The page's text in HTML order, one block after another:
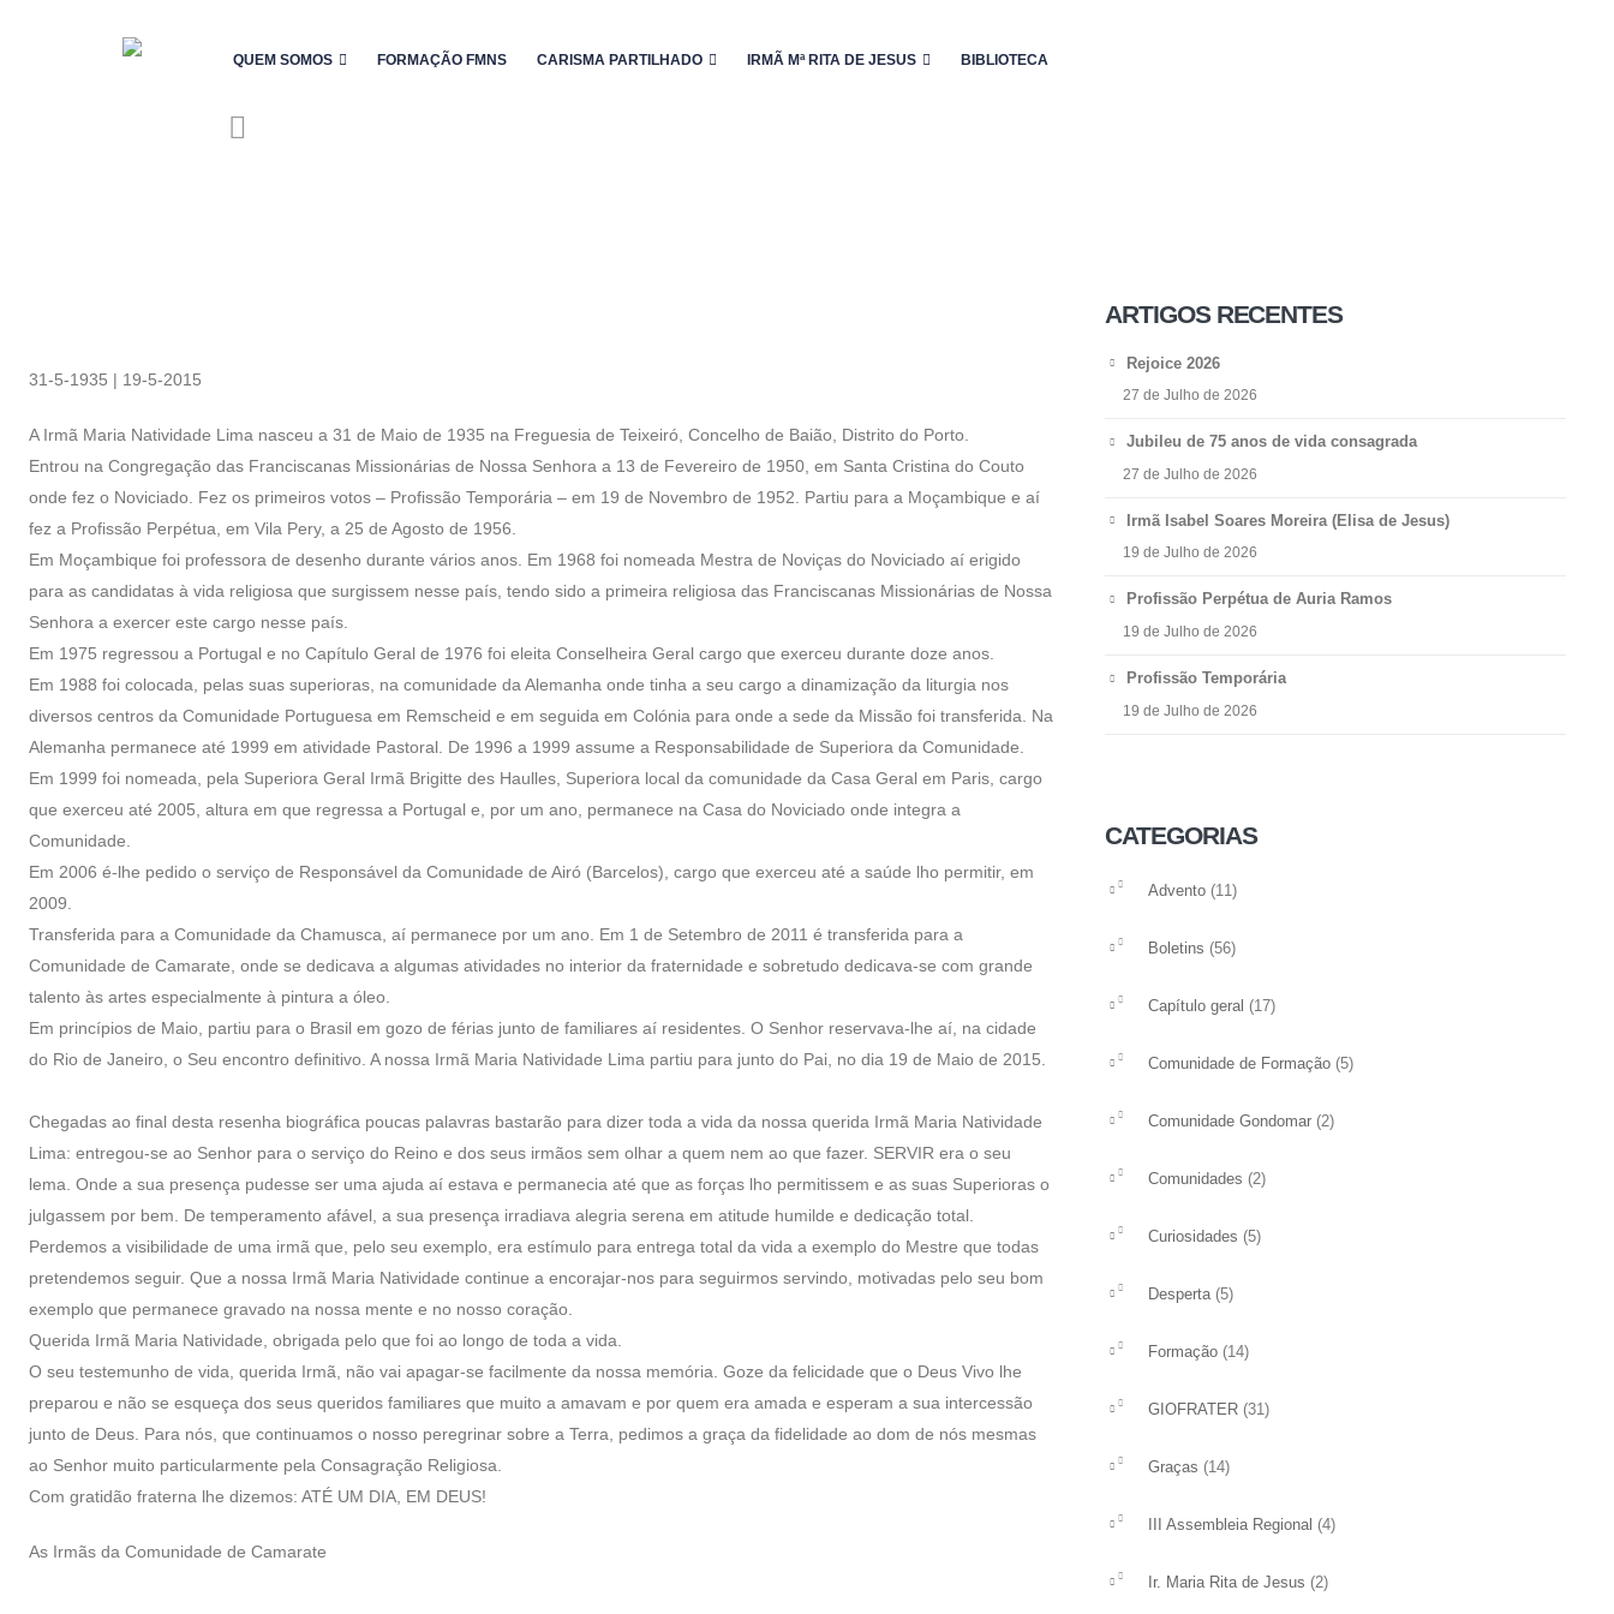
QUEM SOMOS FORMAÇÃO FMNS CARISMA PARTILHADO IRMÃ Mª RITA DE JESUS BIBLIOTECA
31-5-1935 | 19-5-2015
A Irmã Maria Natividade Lima nasceu a 31 de Maio de 1935 na Freguesia de Teixeiró, Concelho de Baião, Distrito do Porto.
Entrou na Congregação das Franciscanas Missionárias de Nossa Senhora a 13 de Fevereiro de 1950, em Santa Cristina do Couto
onde fez o Noviciado. Fez os primeiros votos – Profissão Temporária – em 19 de Novembro de 1952. Partiu para a Moçambique e aí
fez a Profissão Perpétua, em Vila Pery, a 25 de Agosto de 1956.
Em Moçambique foi professora de desenho durante vários anos. Em 1968 foi nomeada Mestra de Noviças do Noviciado aí erigido
para as candidatas à vida religiosa que surgissem nesse país, tendo sido a primeira religiosa das Franciscanas Missionárias de Nossa
Senhora a exercer este cargo nesse país.
Em 1975 regressou a Portugal e no Capítulo Geral de 1976 foi eleita Conselheira Geral cargo que exerceu durante doze anos.
Em 1988 foi colocada, pelas suas superioras, na comunidade da Alemanha onde tinha a seu cargo a dinamização da liturgia nos
diversos centros da Comunidade Portuguesa em Remscheid e em seguida em Colónia para onde a sede da Missão foi transferida. Na
Alemanha permanece até 1999 em atividade Pastoral. De 1996 a 1999 assume a Responsabilidade de Superiora da Comunidade.
Em 1999 foi nomeada, pela Superiora Geral Irmã Brigitte des Haulles, Superiora local da comunidade da Casa Geral em Paris, cargo
que exerceu até 2005, altura em que regressa a Portugal e, por um ano, permanece na Casa do Noviciado onde integra a
Comunidade.
Em 2006 é-lhe pedido o serviço de Responsável da Comunidade de Airó (Barcelos), cargo que exerceu até a saúde lho permitir, em
2009.
Transferida para a Comunidade da Chamusca, aí permanece por um ano. Em 1 de Setembro de 2011 é transferida para a
Comunidade de Camarate, onde se dedicava a algumas atividades no interior da fraternidade e sobretudo dedicava-se com grande
talento às artes especialmente à pintura a óleo.
Em princípios de Maio, partiu para o Brasil em gozo de férias junto de familiares aí residentes. O Senhor reservava-lhe aí, na cidade
do Rio de Janeiro, o Seu encontro definitivo. A nossa Irmã Maria Natividade Lima partiu para junto do Pai, no dia 19 de Maio de 2015.
Chegadas ao final desta resenha biográfica poucas palavras bastarão para dizer toda a vida da nossa querida Irmã Maria Natividade
Lima: entregou-se ao Senhor para o serviço do Reino e dos seus irmãos sem olhar a quem nem ao que fazer. SERVIR era o seu
lema. Onde a sua presença pudesse ser uma ajuda aí estava e permanecia até que as forças lho permitissem e as suas Superioras o
julgassem por bem. De temperamento afável, a sua presença irradiava alegria serena em atitude humilde e dedicação total.
Perdemos a visibilidade de uma irmã que, pelo seu exemplo, era estímulo para entrega total da vida a exemplo do Mestre que todas
pretendemos seguir. Que a nossa Irmã Maria Natividade continue a encorajar-nos para seguirmos servindo, motivadas pelo seu bom
exemplo que permanece gravado na nossa mente e no nosso coração.
Querida Irmã Maria Natividade, obrigada pelo que foi ao longo de toda a vida.
O seu testemunho de vida, querida Irmã, não vai apagar-se facilmente da nossa memória. Goze da felicidade que o Deus Vivo lhe
preparou e não se esqueça dos seus queridos familiares que muito a amavam e por quem era amada e esperam a sua intercessão
junto de Deus. Para nós, que continuamos o nosso peregrinar sobre a Terra, pedimos a graça da fidelidade ao dom de nós mesmas
ao Senhor muito particularmente pela Consagração Religiosa.
Com gratidão fraterna lhe dizemos: ATÉ UM DIA, EM DEUS!
As Irmãs da Comunidade de Camarate
ARTIGOS RECENTES
Rejoice 2026
27 de Julho de 2026
Jubileu de 75 anos de vida consagrada
27 de Julho de 2026
Irmã Isabel Soares Moreira (Elisa de Jesus)
19 de Julho de 2026
Profissão Perpétua de Auria Ramos
19 de Julho de 2026
Profissão Temporária
19 de Julho de 2026
CATEGORIAS
Advento (11)
Boletins (56)
Capítulo geral (17)
Comunidade de Formação (5)
Comunidade Gondomar (2)
Comunidades (2)
Curiosidades (5)
Desperta (5)
Formação (14)
GIOFRATER (31)
Graças (14)
III Assembleia Regional (4)
Ir. Maria Rita de Jesus (2)